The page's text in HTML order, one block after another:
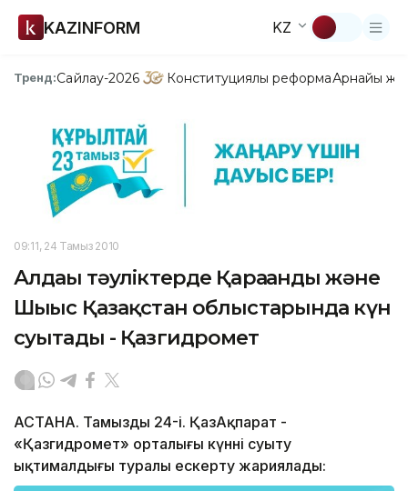
KAZINFORM KZ
Тренд:Сайлау-2026 Конституциялық реформаАрнайы
09:11, 24 Тамыз 2010
Алдағы тәуліктерде Қарағанды және
Шығыс Қазақстан облыстарында күн
суытады - Қазгидромет
АСТАНА. Тамыздың 24-і. ҚазАқпарат -
«Қазгидромет» орталығы күннің суыту
ықтималдығы туралы ескерту жариялады: